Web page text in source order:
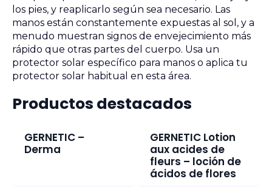
los pies, y reaplicarlo según sea necesario. Las
manos están constantemente expuestas al sol, y a
menudo muestran signos de envejecimiento más
rápido que otras partes del cuerpo. Usa un
protector solar específico para manos o aplica tu
protector solar habitual en esta área.
Productos destacados
GERNETIC –
Derma
GERNETIC Lotion
aux acides de
fleurs – loción de
ácidos de flores